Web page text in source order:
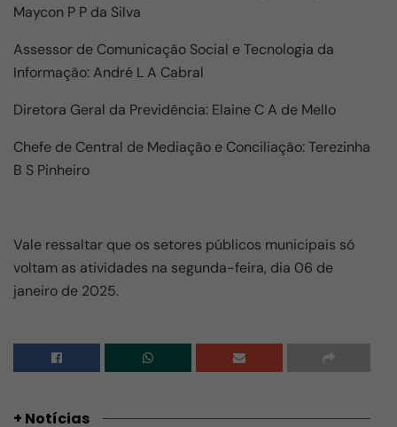
Maycon P P da Silva
Assessor de Comunicação Social e Tecnologia da
Informação: André L A Cabral
Diretora Geral da Previdência: Elaine C A de Mello
Chefe de Central de Mediação e Conciliação: Terezinha
B S Pinheiro
Vale ressaltar que os setores públicos municipais só
voltam as atividades na segunda-feira, dia 06 de
janeiro de 2025.
+ Notícias